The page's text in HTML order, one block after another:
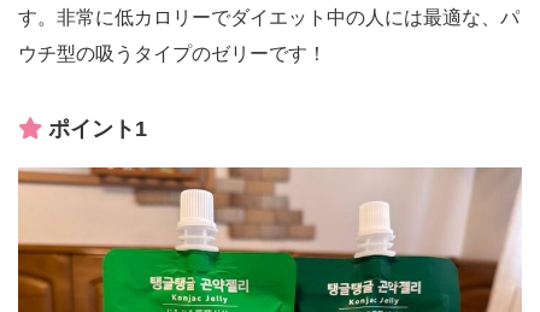
す。非常に低カロリーでダイエット中の人には最適な、パ
ウチ型の吸うタイプのゼリーです！
ポイント1